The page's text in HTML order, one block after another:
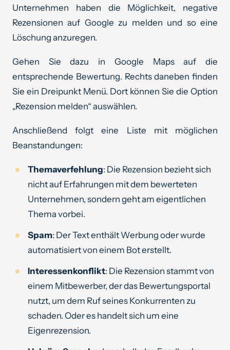
Unternehmen haben die Möglichkeit, negative
Rezensionen auf Google zu melden und so eine
Löschung anzuregen.
Gehen Sie dazu in Google Maps auf die
entsprechende Bewertung. Rechts daneben finden
Sie ein Dreipunkt Menü. Dort können Sie die Option
„Rezension melden“ auswählen.
Anschließend folgt eine Liste mit möglichen
Beanstandungen:
Themaverfehlung: Die Rezension bezieht sich
nicht auf Erfahrungen mit dem bewerteten
Unternehmen, sondern geht am eigentlichen
Thema vorbei.
Spam: Der Text enthält Werbung oder wurde
automatisiert von einem Bot erstellt.
Interessenkonflikt: Die Rezension stammt von
einem Mitbewerber, der das Bewertungsportal
nutzt, um dem Ruf seines Konkurrenten zu
schaden. Oder es handelt sich um eine
Eigenrezension.